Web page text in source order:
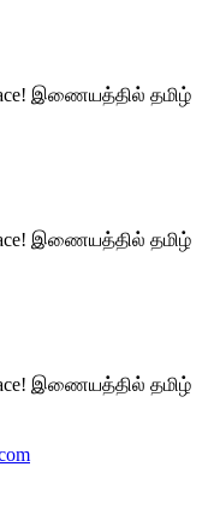
இணையத்தில் தமிழ்
இணையத்தில் தமிழ்
இணையத்தில் தமிழ்